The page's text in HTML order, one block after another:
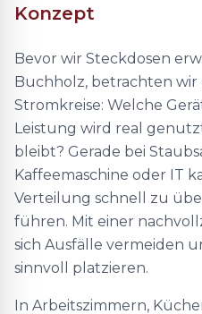
Konzept
Bevor wir Steckdosen
Buchholz, betrachten wir
Stromkreise: Welche
Leistung wird real
bleibt? Gerade bei
Kaffeemaschine oder IT
Verteilung schnell zu
führen. Mit einer
sich Ausfälle vermeiden
sinnvoll platzieren.
In Arbeitszimmern,